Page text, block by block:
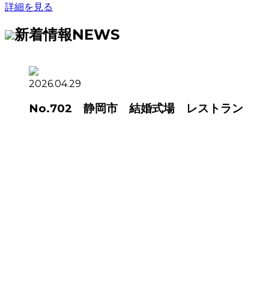
詳細を見る
新着情報NEWS
2026.04.29
No.702 静岡市 結婚式場 レストラン